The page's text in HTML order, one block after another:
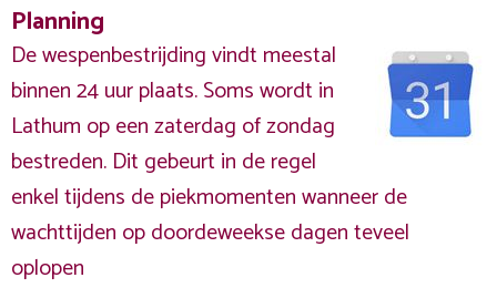
Planning
De wespenbestrijding vindt meestal
binnen 24 uur plaats. Soms wordt in
Lathum op een zaterdag of zondag
bestreden. Dit gebeurt in de regel
enkel tijdens de piekmomenten wanneer de
wachttijden op doordeweekse dagen teveel
oplopen